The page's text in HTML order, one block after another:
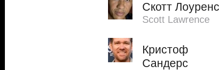
Скотт Лоуренс
Scott Lawrence
Кристоф
Сандерс